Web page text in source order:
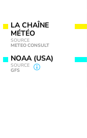
LA CHAÎNE
MÉTÉO
SOURCE
METEO CONSULT
NOAA (USA)
SOURCE
GFS